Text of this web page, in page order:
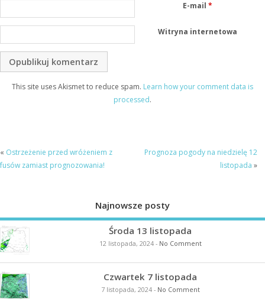
E-mail *
Witryna internetowa
This site uses Akismet to reduce spam. Learn how your comment data is
processed.
« Ostrzeżenie przed wróżeniem z
fusów zamiast prognozowania!
Prognoza pogody na niedzielę 12
listopada »
Najnowsze posty
Środa 13 listopada
12 listopada, 2024- No Comment
Czwartek 7 listopada
7 listopada, 2024- No Comment